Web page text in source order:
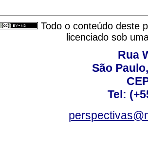
Todo o conteúdo deste
licenciado sob
Rua
São
Tel: